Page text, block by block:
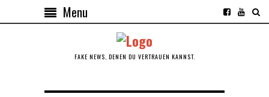
Menu
FAKE NEWS, DENEN DU VERTRAUEN KANNST.